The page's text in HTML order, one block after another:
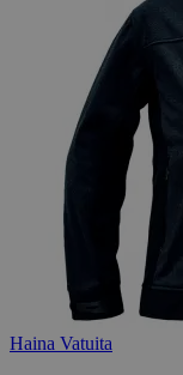
Haina Vatuita